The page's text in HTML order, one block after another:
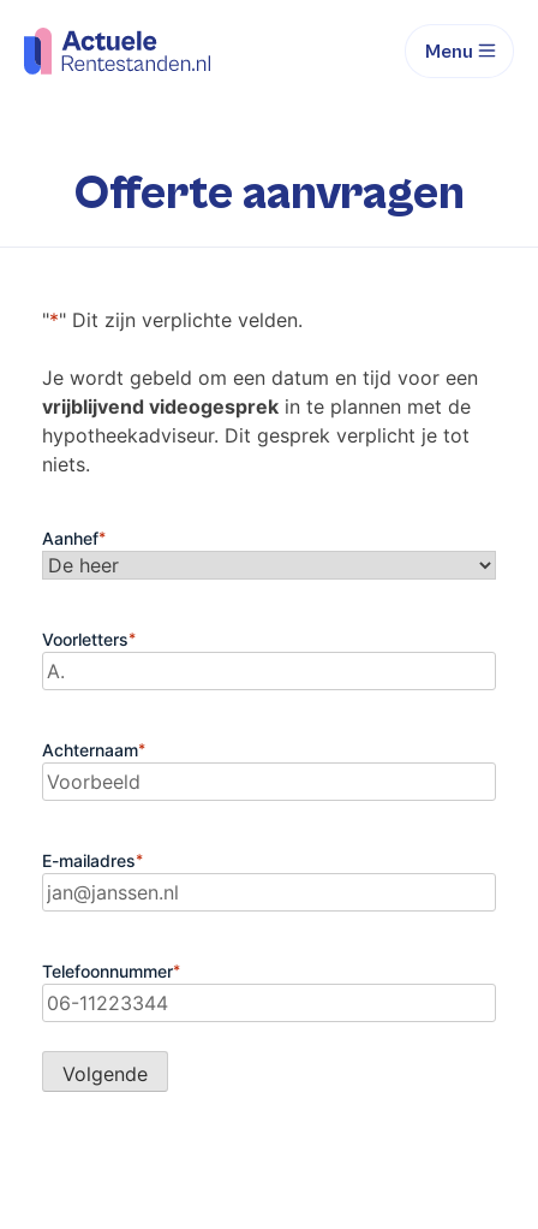
Menu
Offerte aanvragen